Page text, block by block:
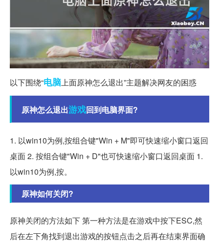
以下围绕“电脑 上面原神怎么退出”主题解决网友的困惑
原神怎么退出游戏回到电脑界面?
1. 以win10为例,按组合键"Win + M"即可快速缩小窗口返回
桌面 2. 按组合键"Win + D"也可快速缩小窗口返回桌面 1.
以win10为例,按。
原神如何关闭?
原神关闭的方法如下 第一种方法是在游戏中按下ESC,然
后在左下角找到退出游戏的按钮点击之后再在结束界面确